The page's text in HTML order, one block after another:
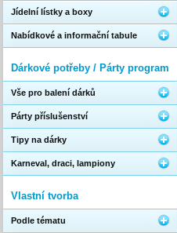
Jídelní lístky a boxy
Nabídkové a informační tabule
Dárkové potřeby / Párty program
Vše pro balení dárků
Párty příslušenství
Tipy na dárky
Karneval, draci, lampiony
Vlastní tvorba
Podle tématu